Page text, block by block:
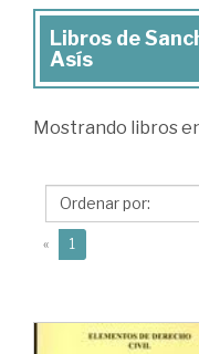
Libros
de
Sancho
Francisco
de
Asís
Libros de
Asís
Mostrando libros
« 1